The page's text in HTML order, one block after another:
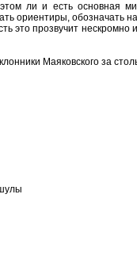
ли и есть основная
ориентиры, обозначать
это прозвучит
Маяковского за